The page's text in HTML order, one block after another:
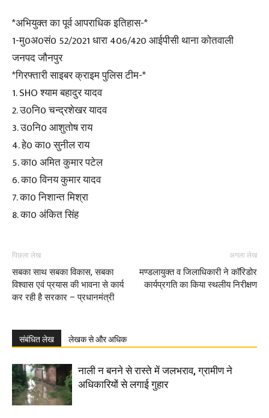
*अभियुक्त का पूर्व आपराधिक इतिहास-*
1-मु0अ0सं0 52/2021 धारा 406/420 आईपीसी थाना कोतवाली
जनपद जौनपुर
*गिरफ्तारी साइबर क्राइम पुलिस टीम-*
1. SHO श्याम बहादुर यादव
2. उ0नि0 चन्द्रशेखर यादव
3. उ0नि0 आशुतोष राय
4. हे0 का0 सुनील राय
5. का0 अमित कुमार पटेल
6. का0 विनय कुमार यादव
7. का0 निशान्त मिश्रा
8. का0 अंकित सिंह
पिछला लेख
सबका साथ सबका विकास, सबका
विश्वास एवं प्रयास की भावना से कार्य
कर रही है सरकार – प्रधानमंत्री
अगला लेख
मण्डलायुक्त व जिलाधिकारी ने कॉरिडोर
कार्यप्रगति का किया स्थलीय निरीक्षण
संबंधित लेख लेखक से और अधिक
नाली न बनने से रास्ते में जलभराव, ग्रामीण ने
अधिकारियों से लगाई गुहार